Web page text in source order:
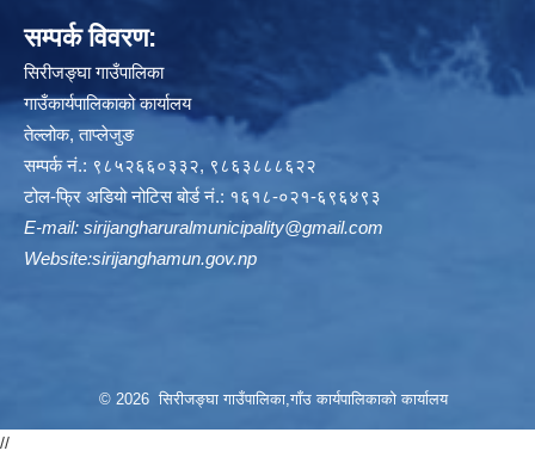
सम्पर्क विवरण:
सिरीजङ्घा गाउँपालिका
गाउँकार्यपालिकाको कार्यालय
तेल्लोक, ताप्लेजुङ
सम्पर्क नं.: ९८५२६६०३३२, ९८६३८८८६२२
टोल-फ्रि अडियो नोटिस बोर्ड नं.: १६१८-०२१-६९६४९३
E-mail: sirijangharuralmunicipality@gmail.com
Website:sirijanghamun.gov.np
© 2026 सिरीजङ्घा गाउँपालिका,गाँउ कार्यपालिकाको कार्यालय
//